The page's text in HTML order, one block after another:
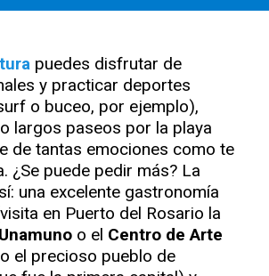
puedes disfrutar de
y practicar deportes
o buceo, por ejemplo),
largos paseos por la playa
de tantas emociones como te
¿Se puede pedir más? La
una excelente gastronomía
en Puerto del Rosario la
o el Centro de Arte
o el precioso pueblo de